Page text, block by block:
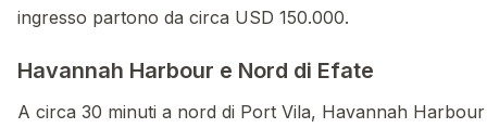
ingresso partono da circa USD 150.000.
Havannah Harbour e Nord di Efate
A circa 30 minuti a nord di Port Vila, Havannah